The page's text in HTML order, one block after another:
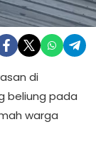
di
beliung pada
warga